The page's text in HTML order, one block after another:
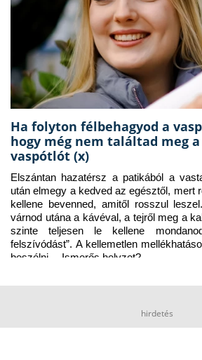
Ha folyton félbehagyod a
hogy még nem találtad meg
vaspótlót (x)
Elszántan hazatérsz a patikából a
után elmegy a kedved az egésztől, mert
kellene bevenned, amitől rosszul
várnod utána a kávéval, a tejről meg a
szinte teljesen le kellene
felszívódást”. A kellemetlen
beszélni… Ismerős helyzet?
hirdetés